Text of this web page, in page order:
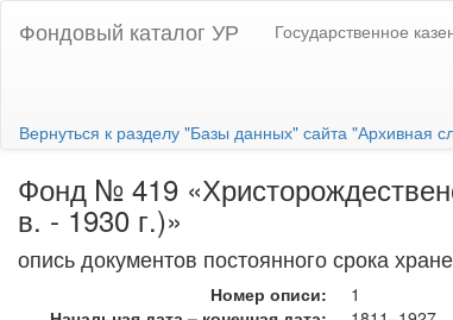
Фондовый каталог УР Государственное
Вернуться к разделу "Базы данных" сайта "Архивная
Фонд № 419
в. - 1930 г.)»
опись документов постоянного срока
Номер описи:
1